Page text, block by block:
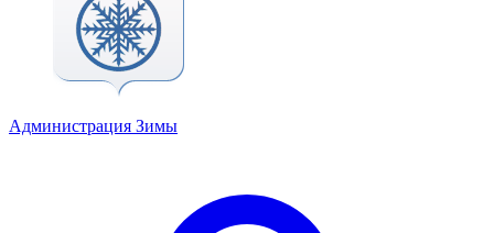
Администрация Зимы